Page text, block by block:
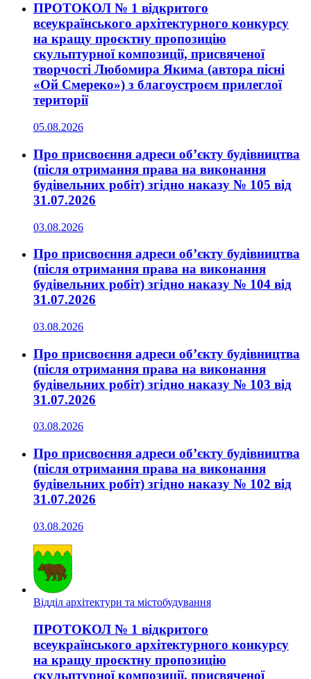
ПРОТОКОЛ № 1 відкритого
всеукраїнського архітектурного конкурсу
на кращу проєктну пропозицію
скульптурної композиції, присвяченої
творчості Любомира Якима (автора пісні
«Ой Смереко») з благоустроєм прилеглої
території
05.08.2026
Про присвоєння адреси об’єкту будівництва
(після отримання права на виконання
будівельних робіт) згідно наказу № 105 від
31.07.2026
03.08.2026
Про присвоєння адреси об’єкту будівництва
(після отримання права на виконання
будівельних робіт) згідно наказу № 104 від
31.07.2026
03.08.2026
Про присвоєння адреси об’єкту будівництва
(після отримання права на виконання
будівельних робіт) згідно наказу № 103 від
31.07.2026
03.08.2026
Про присвоєння адреси об’єкту будівництва
(після отримання права на виконання
будівельних робіт) згідно наказу № 102 від
31.07.2026
03.08.2026
Відділ архітектури та містобудування
ПРОТОКОЛ № 1 відкритого
всеукраїнського архітектурного конкурсу
на кращу проєктну пропозицію
скульптурної композиції, присвяченої